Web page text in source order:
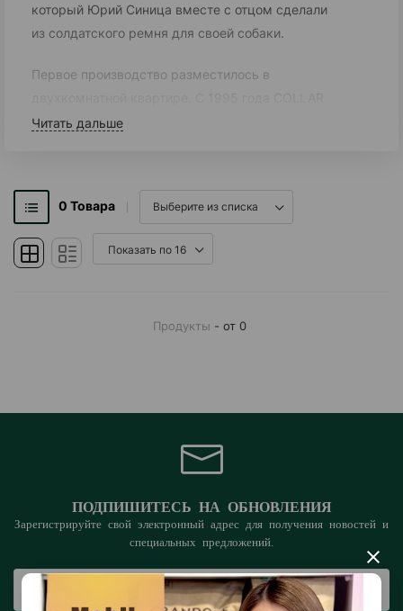
×
который Юрий Синица вместе с отцом сделали
из солдатского ремня для своей собаки.
Первое производство разместилось в
Company выросла до международной
мира.
Юрий Синица младший является владельцем
Компании. Оперативное управление он поручил
исполнительного директора. Их отец Юрий
Семья Синиц обладает высоким уровнем
более счастливыми людей и их питомцев.
Эти принципы помогают развивать успешную
международную компанию уже более 26 лет.
Читать дальше
0 Товара
Продукты - от 0
ПОДПИШИТЕСЬ НА ОБНОВЛЕНИЯ
Зарегистрируйте свой электронный адрес для получения новостей и
специальных предложений.